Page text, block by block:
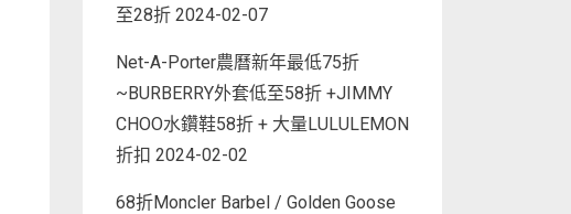
至28折 2024-02-07
Net-A-Porter農曆新年最低75折
~BURBERRY外套低至58折 +JIMMY
CHOO水鑽鞋58折 + 大量LULULEMON
折扣 2024-02-02
68折Moncler Barbel / Golden Goose